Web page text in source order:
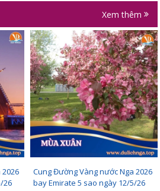
Xem thêm
26
Cung Đường Vàng nước Nga 2026
bay Emirate 5 sao ngày 12/5/26